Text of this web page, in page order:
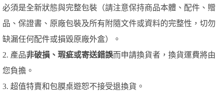
必須是全新狀態與完整包裝（請注意保持商品本體、配件、贈
品、保證書、原廠包裝及所有附隨文件或資料的完整性，切勿
缺漏任何配件或損毀原廠外盒）。
2. 產品非破損、瑕疵或寄送錯誤而申請換貨者，換貨運費將由
您負擔。
3. 超值特賣和包膜桌遊恕不接受退換貨。